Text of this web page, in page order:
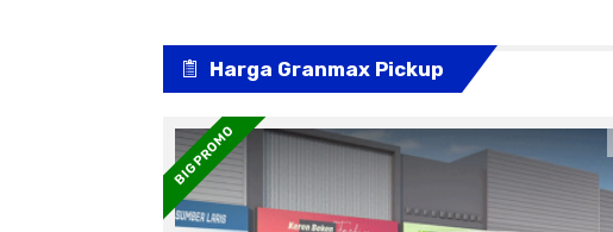
Harga Granmax Pickup
BIG PROMO